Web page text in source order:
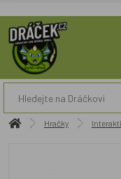
Hračky